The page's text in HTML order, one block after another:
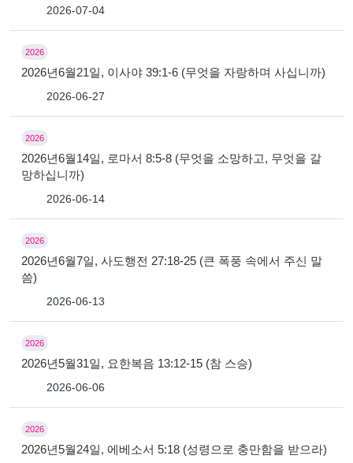
2026-07-04
2026
2026년6월21일, 이사야 39:1-6 (무엇을 자랑하며 사십니까)
2026-06-27
2026
2026년6월14일, 로마서 8:5-8 (무엇을 소망하고, 무엇을 갈
망하십니까)
2026-06-14
2026
2026년6월7일, 사도행전 27:18-25 (큰 폭풍 속에서 주신 말
씀)
2026-06-13
2026
2026년5월31일, 요한복음 13:12-15 (참 스승)
2026-06-06
2026
2026년5월24일, 에베소서 5:18 (성령으로 충만함을 받으라)